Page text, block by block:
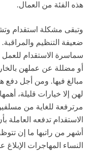
هذه الفئة من العمال.
وتبقى مشكلة استقدام
ضعيفة التنظيم
سماسرة الاستقدام
أو مضللة عن عملهن
مبالغ فيها. ومن أجل دفع
لهن إلا خيارات قليلة،
مرترفعة للغاية من
الاستقدام تدفعه
أشهر من راتبها ما إن
النساء المهاجرات